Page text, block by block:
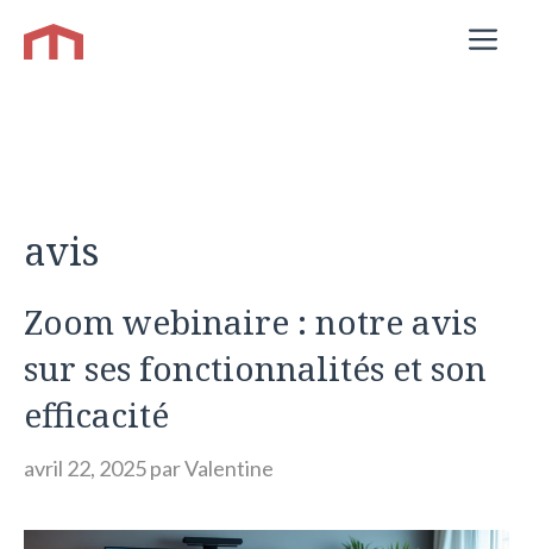
avis
Zoom webinaire : notre avis
sur ses fonctionnalités et son
efficacité
avril 22, 2025parValentine